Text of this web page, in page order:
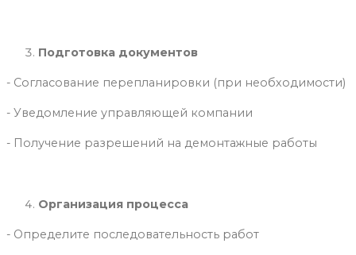
Подготовка документов
- Согласование перепланировки (при необходимости)
- Уведомление управляющей компании
- Получение разрешений на демонтажные работы
Организация процесса
- Определите последовательность работ